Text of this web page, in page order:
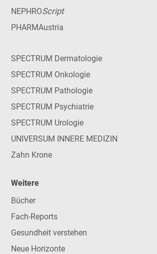
NEPHROScript
PHARMAustria
SPECTRUM Dermatologie
SPECTRUM Onkologie
SPECTRUM Pathologie
SPECTRUM Psychiatrie
SPECTRUM Urologie
UNIVERSUM INNERE MEDIZIN
Zahn Krone
Weitere
Bücher
Fach-Reports
Gesundheit verstehen
Neue Horizonte